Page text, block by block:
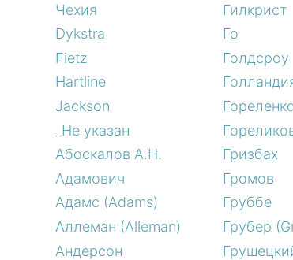
Чехия
Dykstra
Fietz
Hartline
Jackson
_Не указан
Абоскалов А.Н.
Адамович
Адамс (Adams)
Аллеман (Alleman)
Андерсон
Гилкрист
Го
Голдсроу
Гризбах
Громов
Груббе
Грубер